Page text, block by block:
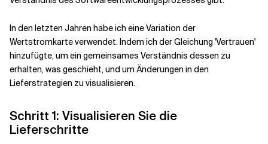
Verwandte Themen
In den letzten Jahren habe ich eine Variation der
Wertstromkarte verwendet. Indem ich der Gleichung 'Vertrauen'
hinzufügte, um ein gemeinsames Verständnis dessen zu
erhalten, was geschieht, und um Änderungen in den
Lieferstrategien zu visualisieren.
Schritt 1: Visualisieren Sie die
Lieferschritte